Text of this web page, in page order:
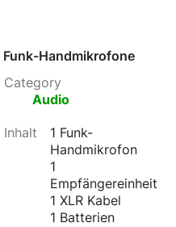
Funk-Handmikrofone
Category
Audio
Inhalt
1 Funk-
Handmikrofon
1
Empfängereinheit
1 XLR Kabel
1 Batterien